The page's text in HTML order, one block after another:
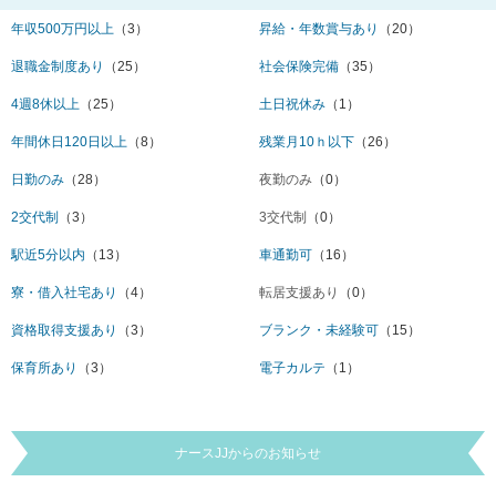
年収500万円以上 （3） 昇給・年数賞与あり （20）
退職金制度あり （25） 社会保険完備 （35）
4週8休以上 （25） 土日祝休み （1）
年間休日120日以上 （8） 残業月10ｈ以下 （26）
日勤のみ （28） 夜勤のみ （0）
2交代制 （3） 3交代制 （0）
駅近5分以内 （13） 車通勤可 （16）
寮・借入社宅あり （4） 転居支援あり （0）
資格取得支援あり （3） ブランク・未経験可 （15）
保育所あり （3） 電子カルテ （1）
ナースJJからのお知らせ